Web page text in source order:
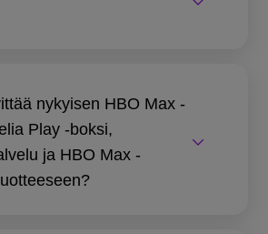
nykyisen HBO Max -
Play -boksi,
ja HBO Max -